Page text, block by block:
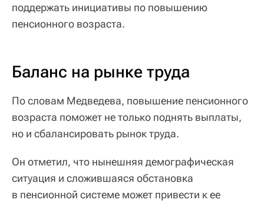
поддержать инициативы по повышению
пенсионного возраста.
Баланс на рынке труда
По словам Медведева, повышение пенсионного
возраста поможет не только поднять выплаты,
но и сбалансировать рынок труда.
Он отметил, что нынешняя демографическая
ситуация и сложившаяся обстановка
в пенсионной системе может привести к ее